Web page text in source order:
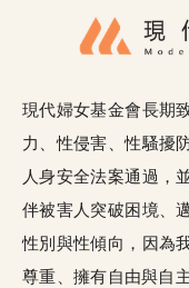
現代婦女基金會長期
力、性侵害、性騷擾
人身安全法案通過，
伴被害人突破困境、
性別與性傾向，因為
尊重、擁有自由與自主